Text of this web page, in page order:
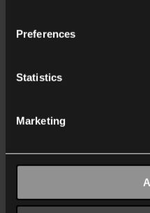
Preferences
Statistics
Marketing